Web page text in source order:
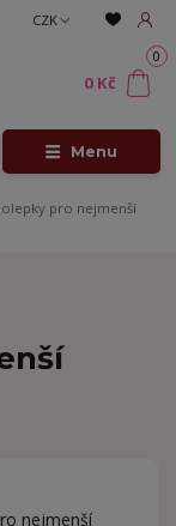
Menu
CZK
0
0 Kč
pro nejmenší